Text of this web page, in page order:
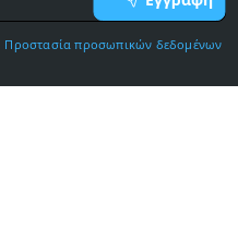
Προστασία προσωπικών δεδομένων